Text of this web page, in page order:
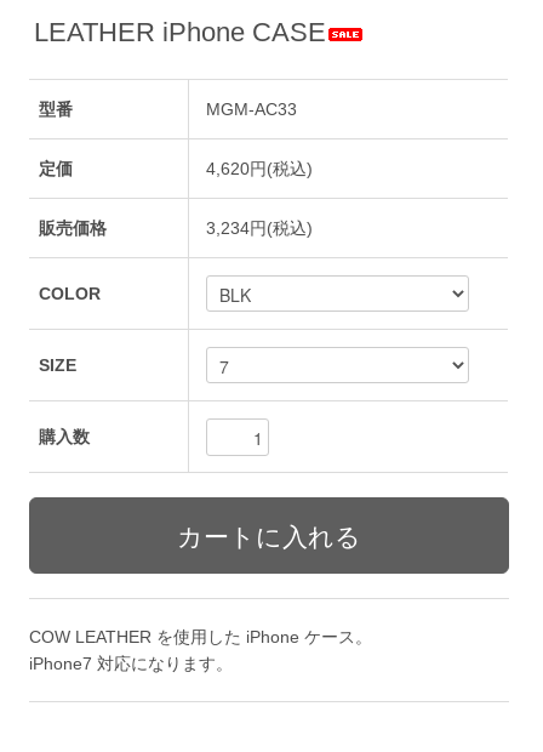
LEATHER iPhone CASE
型番 MGM-AC33
定価 4,620円(税込)
販売価格 3,234円(税込)
COLOR
SIZE
購入数
COW LEATHER を使用した iPhone ケース。
iPhone7 対応になります。